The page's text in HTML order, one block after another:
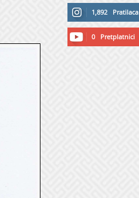
1,892 Pratilaca
0 Pretplatnici